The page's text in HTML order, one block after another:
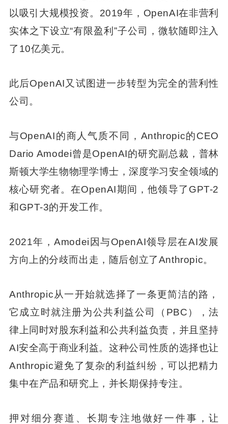
以吸引大规模投资。2019年，OpenAI在非营利
实体之下设立“有限盈利”子公司，微软随即注入
了10亿美元。
此后OpenAI又试图进一步转型为完全的营利性
公司。
与OpenAI的商人气质不同，Anthropic的CEO
Dario Amodei曾是OpenAI的研究副总裁，普林
斯顿大学生物物理学博士，深度学习安全领域的
核心研究者。在OpenAI期间，他领导了GPT-2
和GPT-3的开发工作。
2021年，Amodei因与OpenAI领导层在AI发展
方向上的分歧而出走，随后创立了Anthropic。
Anthropic从一开始就选择了一条更简洁的路，
它成立时就注册为公共利益公司（PBC），法
律上同时对股东利益和公共利益负责，并且坚持
AI安全高于商业利益。这种公司性质的选择也让
Anthropic避免了复杂的利益纠纷，可以把精力
集中在产品和研究上，并长期保持专注。
押对细分赛道、长期专注地做好一件事，让